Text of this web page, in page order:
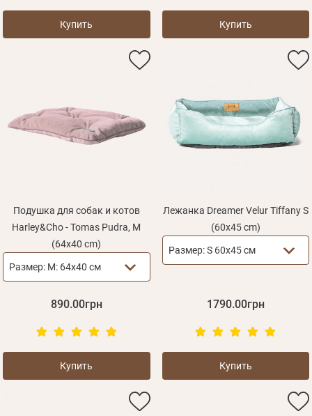
Купить Купить
Подушка для собак и котов
Harley&Cho - Tomas Pudra, M
(64x40 cm)
Размер: M: 64х40 см
890.00грн
Купить
Лежанка Dreamer Velur Tiffany S
(60х45 cm)
Размер:S 60х45 см
1790.00грн
Купить